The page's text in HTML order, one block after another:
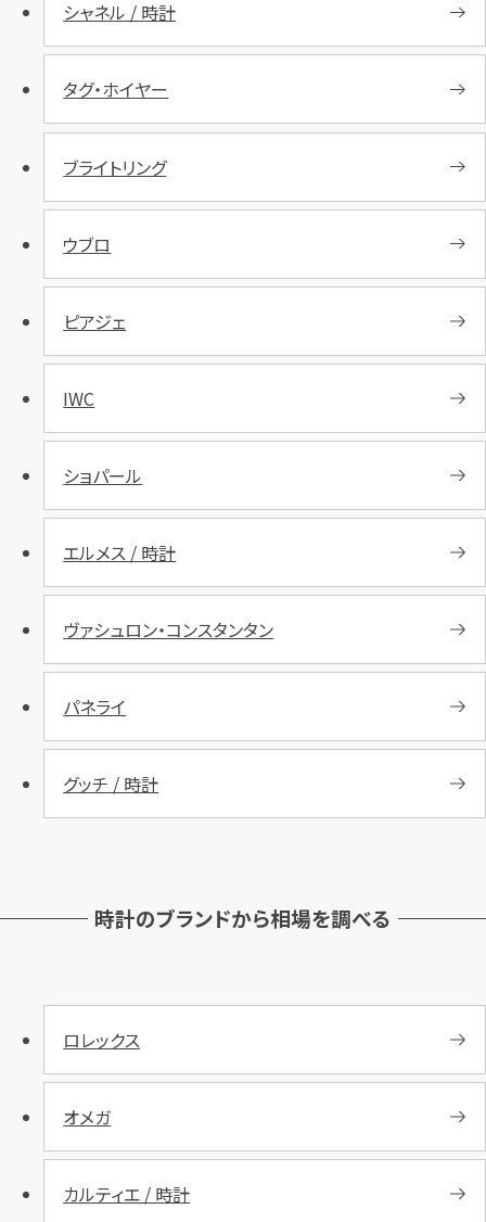
シャネル / 時計
タグ・ホイヤー
ブライトリング
ウブロ
ピアジェ
IWC
ショパール
エルメス / 時計
ヴァシュロン・コンスタンタン
パネライ
グッチ / 時計
時計のブランドから相場を調べる
ロレックス
オメガ
カルティエ / 時計